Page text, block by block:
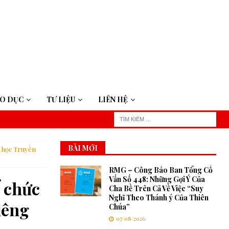
DỤC TƯ LIỆU LIÊN HỆ
học Truyền
BÀI MỚI
RMG – Công Báo Ban Tổng Cố
Vấn Số 448: Những Gợi Ý Của
Cha Bề Trên Cả Về Việc “Suy
Nghĩ Theo Thánh ý Của Thiên
Chúa”
07/08/2026